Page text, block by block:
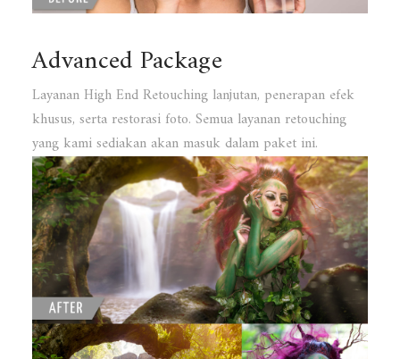
Advanced Package
Layanan High End Retouching lanjutan, penerapan efek
khusus, serta restorasi foto. Semua layanan retouching
yang kami sediakan akan masuk dalam paket ini.